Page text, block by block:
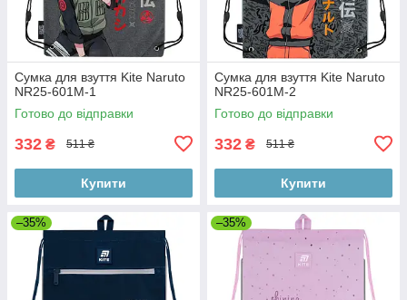
Сумка для взуття Kite Naruto
NR25-601M-1
Готово до відправки
332 ₴ 511 ₴
Купити
Сумка для взуття Kite Naruto
NR25-601M-2
Готово до відправки
332 ₴ 511 ₴
Купити
–35% –35%